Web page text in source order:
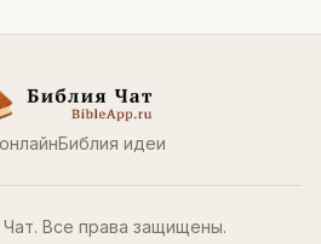
Библия идеи
Все права защищены.